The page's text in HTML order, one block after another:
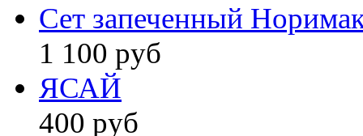
Сет запеченный
1 100 руб
ЯСАЙ
400 руб